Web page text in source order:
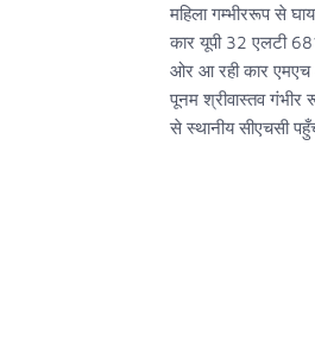
महिला गम्भीररूप से
कार यूपी 32 एलटी
ओर आ रही कार एमएच
पूनम श्रीवास्तव गंभीर
से स्थानीय सीएचसी